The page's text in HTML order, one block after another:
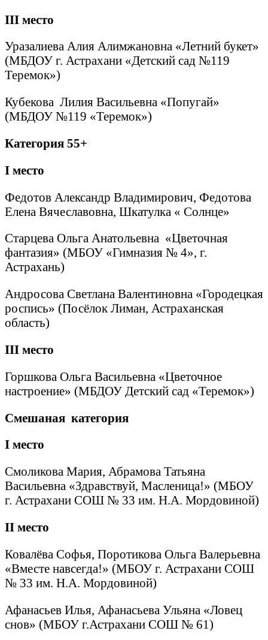
III место
Уразалиева Алия Алимжановна «Летний букет»
(МБДОУ г. Астрахани «Детский сад №119
Теремок»)
Кубекова Лилия Васильевна «Попугай»
(МБДОУ №119 «Теремок»)
Категория 55+
I место
Федотов Александр Владимирович, Федотова
Елена Вячеславовна, Шкатулка « Солнце»
Старцева Ольга Анатольевна «Цветочная
фантазия» (МБОУ «Гимназия № 4», г.
Астрахань)
Андросова Светлана Валентиновна «Городецкая
роспись» (Посёлок Лиман, Астраханская
область)
III место
Горшкова Ольга Васильевна «Цветочное
настроение» (МБДОУ Детский сад «Теремок»)
Смешаная категория
I место
Смоликова Мария, Абрамова Татьяна
Васильевна «Здравствуй, Масленица!» (МБОУ
г. Астрахани СОШ № 33 им. Н.А. Мордовиной)
II место
Ковалёва Софья, Поротикова Ольга Валерьевна
«Вместе навсегда!» (МБОУ г. Астрахани СОШ
№ 33 им. Н.А. Мордовиной)
Афанасьев Илья, Афанасьева Ульяна «Ловец
снов» (МБОУ г.Астрахани СОШ № 61)